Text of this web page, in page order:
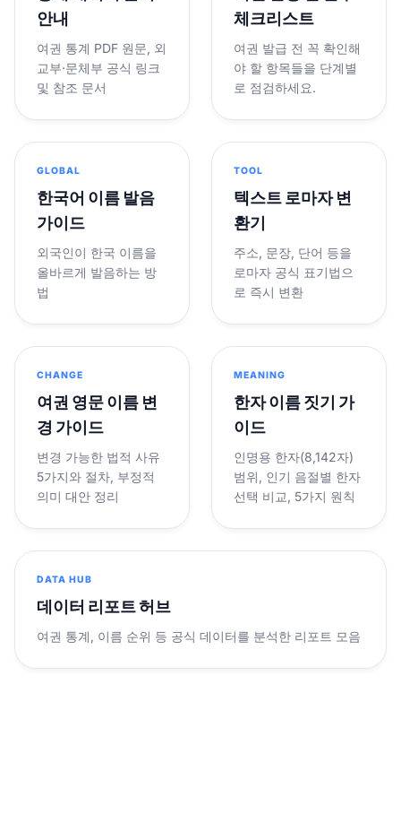
안내
여권 통계 PDF 원문, 외
교부·문체부 공식 링크
및 참조 문서
체크리스트
여권 발급 전 꼭 확인해
야 할 항목들을 단계별
로 점검하세요.
GLOBAL
한국어 이름 발음
가이드
외국인이 한국 이름을
올바르게 발음하는 방
법
TOOL
텍스트 로마자 변
환기
주소, 문장, 단어 등을
로마자 공식 표기법으
로 즉시 변환
CHANGE
여권 영문 이름 변
경 가이드
변경 가능한 법적 사유
5가지와 절차, 부정적
의미 대안 정리
MEANING
한자 이름 짓기 가
이드
인명용 한자(8,142자)
범위, 인기 음절별 한자
선택 비교, 5가지 원칙
DATA HUB
데이터 리포트 허브
여권 통계, 이름 순위 등 공식 데이터를 분석한 리포트 모음